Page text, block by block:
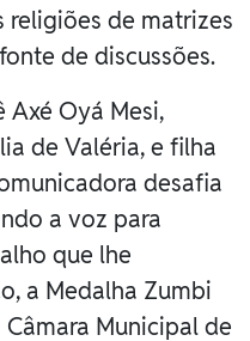
religiões de matrizes
de discussões.
Axé Oyá Mesi,
de Valéria, e filha
desafia
a voz para
que lhe
a Medalha Zumbi
Municipal de